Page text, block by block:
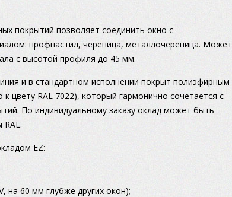
покрытий позволяет соединить окно с
профнастил, черепица, металлочерепица. Может
с высотой профиля до 45 мм.
и в стандартном исполнении покрыт полиэфирным
цвету RAL 7022), который гармонично сочетается с
По индивидуальному заказу оклад может быть
RAL.
EZ:
на 60 мм глубже других окон);